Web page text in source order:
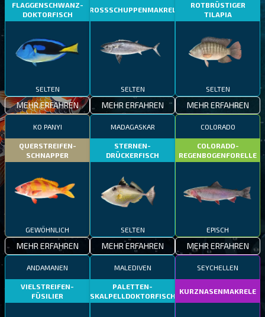
FLAGGENSCHWANZ-
DOKTORFISCH
SELTEN
MEHR ERFAHREN
GROSSSCHUPPENMAKRELE
SELTEN
MEHR ERFAHREN
ROTBRÜSTIGER
TILAPIA
SELTEN
MEHR ERFAHREN
KO PANYI
QUERSTREIFEN-
SCHNAPPER
GEWÖHNLICH
MEHR ERFAHREN
MADAGASKAR
STERNEN-
DRÜCKERFISCH
SELTEN
MEHR ERFAHREN
COLORADO
COLORADO-
REGENBOGENFORELLE
EPISCH
MEHR ERFAHREN
ANDAMANEN
VIELSTREIFEN-
FÜSILIER
MALEDIVEN
PALETTEN-
SKALPELLDOKTORFISCH
SEYCHELLEN
KURZNASENMAKRELE